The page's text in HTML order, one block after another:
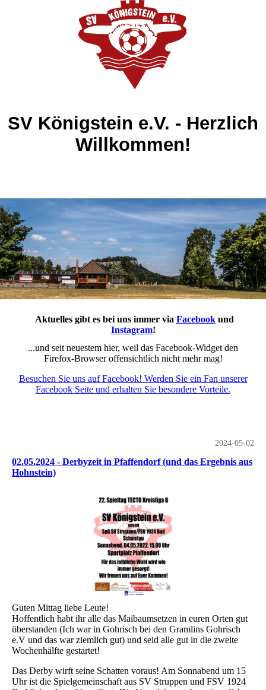
SV Königstein e.V. - Herzlich
Willkommen!
Aktuelles gibt es bei uns immer via Facebookund
Instagram!
...und seit neuestem hier, weil das Facebook-Widget den
Firefox-Browser offensichtlich nicht mehr mag!
Besuchen Sie uns auf Facebook! Werden Sie ein Fan unserer
Facebook Seite und erhalten Sie besondere Vorteile.
2024-05-02
02.05.2024 - Derbyzeit in Pfaffendorf (und das Ergebnis aus
Hohnstein)
Guten Mittag liebe Leute!
Hoffentlich habt ihr alle das Maibaumsetzen in euren Orten gut
überstanden (Ich war in Gohrisch bei den Gramlins Gohrisch
e.V und das war ziemlich gut) und seid alle gut in die zweite
Wochenhälfte gestartet!
Das Derby wirft seine Schatten voraus! Am Sonnabend um 15
Uhr ist die Spielgemeinschaft aus SV Struppen und FSV 1924